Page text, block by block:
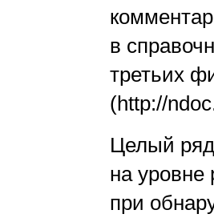
в
третьих
(http://
Целый
на уровне
при